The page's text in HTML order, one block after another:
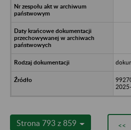
Strona 793 z 859 <<